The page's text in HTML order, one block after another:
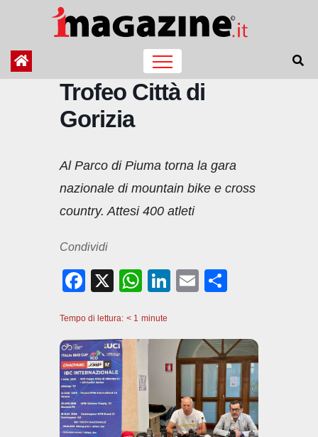
contenuto
Trofeo Città di
Gorizia
Al Parco di Piuma torna la gara
nazionale di mountain bike e cross
country. Attesi 400 atleti
Condividi
F
c
e
b
o
o
X
W
at
s
A
p
p
Li
e
dI
n
E
di
vi
di
Tempo di lettura: < 1 minute